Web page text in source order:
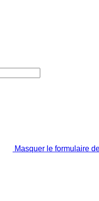
Masquer le formulaire